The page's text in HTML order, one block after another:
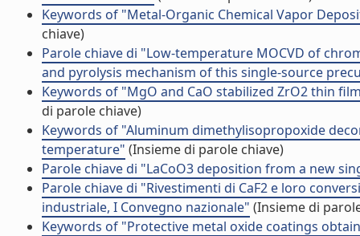
Keywords of "Metal-Organic Chemical Vapor
chiave)
Parole chiave di "Low-temperature MOCVD of
and pyrolysis mechanism of this single-source
Keywords of "MgO and CaO stabilized ZrO2 thin
di parole chiave)
Keywords of "Aluminum dimethylisopropoxide
temperature" (Insieme di parole chiave)
Parole chiave di "LaCoO3 deposition from a new
Parole chiave di "Rivestimenti di CaF2 e loro
industriale, I Convegno nazionale" (Insieme di
Keywords of "Protective metal oxide coatings